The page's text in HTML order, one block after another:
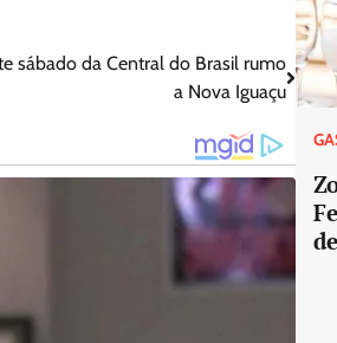
sábado da Central do Brasil rumo
a Nova Iguaçu